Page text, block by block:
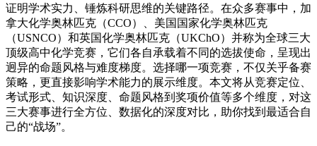
证明学术实力、锤炼科研思维的关键路径。在众多赛事中，加
拿大化学奥林匹克（CCO）、美国国家化学奥林匹克
（USNCO）和英国化学奥林匹克（UKChO）并称为全球三大
顶级高中化学竞赛，它们各自承载着不同的选拔使命，呈现出
迥异的命题风格与难度梯度。选择哪一项竞赛，不仅关乎备赛
策略，更直接影响学术能力的展示维度。本文将从竞赛定位、
考试形式、知识深度、命题风格到奖项价值等多个维度，对这
三大赛事进行全方位、数据化的深度对比，助你找到最适合自
己的“战场”。